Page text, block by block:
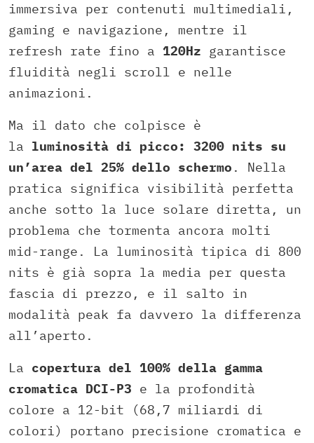
immersiva per contenuti multimediali,
gaming e navigazione, mentre il
refresh rate fino a 120Hz garantisce
fluidità negli scroll e nelle
animazioni.
Ma il dato che colpisce è
la luminosità di picco: 3200 nits su
un’area del 25% dello schermo . Nella
pratica significa visibilità perfetta
anche sotto la luce solare diretta, un
problema che tormenta ancora molti
mid-range. La luminosità tipica di 800
nits è già sopra la media per questa
fascia di prezzo, e il salto in
modalità peak fa davvero la differenza
all’aperto.
La copertura del 100% della gamma
cromatica DCI-P3 e la profondità
colore a 12-bit (68,7 miliardi di
colori) portano precisione cromatica e